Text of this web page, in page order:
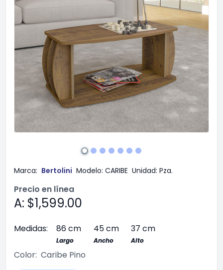
Marca: Bertolini Modelo: CARIBE Unidad: Pza.
Precio en línea
A: $1,599.00
Medidas: 86 cm 45 cm 37 cm
Largo Ancho Alto
Color: Caribe Pino